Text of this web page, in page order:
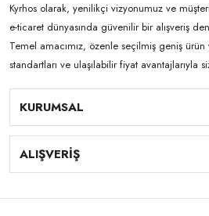
Kyrhos olarak, yenilikçi vizyonumuz ve
e-ticaret dünyasında güvenilir bir alışveriş
Temel amacımız, özenle seçilmiş geniş
standartları ve ulaşılabilir fiyat avantajlarıyla
KURUMSAL
ALIŞVERİŞ